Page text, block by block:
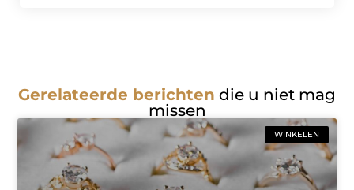
Gerelateerde berichten die u niet mag
missen
WINKELEN